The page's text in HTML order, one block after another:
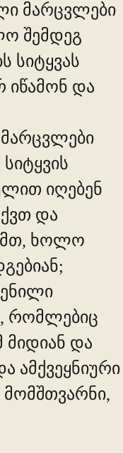
მარცვლები
შემდეგ
სიტყვას
იწამონ და
იღებენ
და
ხოლო
რომლებიც
მიდიან და
ამქვეყნიური